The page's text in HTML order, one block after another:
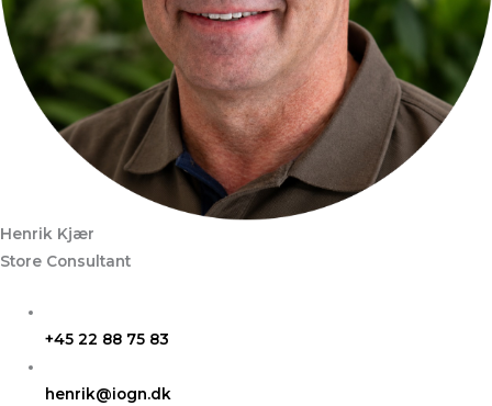
Henrik Kjær
Store Consultant
+45 22 88 75 83
henrik@iogn.dk